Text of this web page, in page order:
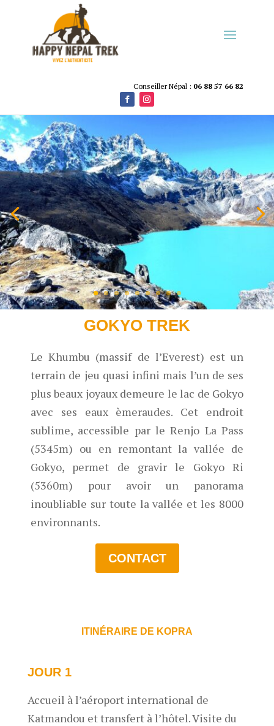
Conseiller Népal : 06 88 57 66 82
GOKYO TREK
Le Khumbu (massif de l’Everest) est un
terrain de jeu quasi infini mais l’un de ses
plus beaux joyaux demeure le lac de Gokyo
avec ses eaux èmeraudes. Cet endroit
sublime, accessible par le Renjo La Pass
(5345m) ou en remontant la vallée de
Gokyo, permet de gravir le Gokyo Ri
(5360m) pour avoir un panorama
inoubliable sur toute la vallée et les 8000
environnants.
CONTACT
ITINÉRAIRE DE KOPRA
JOUR 1
Accueil à l’aéroport international de
Katmandou et transfert à l’hôtel. Visite du